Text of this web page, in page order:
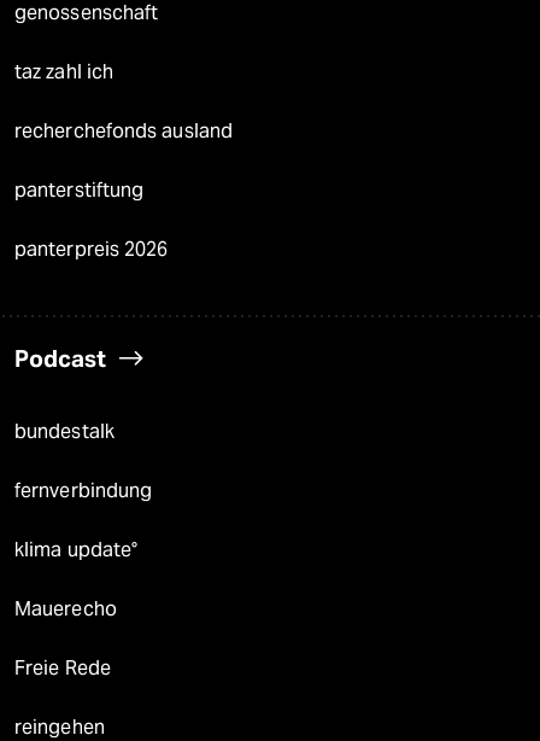
genossenschaft
taz zahl ich
recherchefonds ausland
panterstiftung
panterpreis 2026
Podcast
bundestalk
fernverbindung
klima update°
Mauerecho
Freie Rede
reingehen